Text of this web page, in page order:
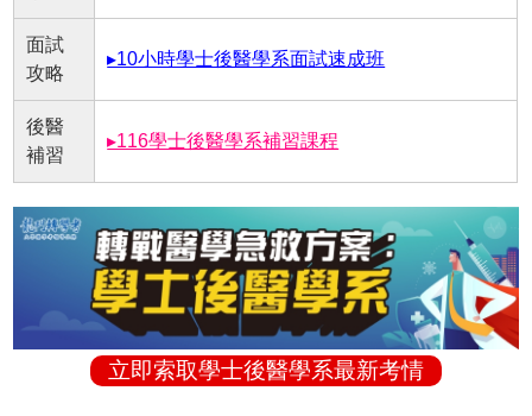
面試
攻略
▸10小時學士後醫學系面試速成班
後醫
補習
▸116學士後醫學系補習課程
立即索取學士後醫學系最新考情